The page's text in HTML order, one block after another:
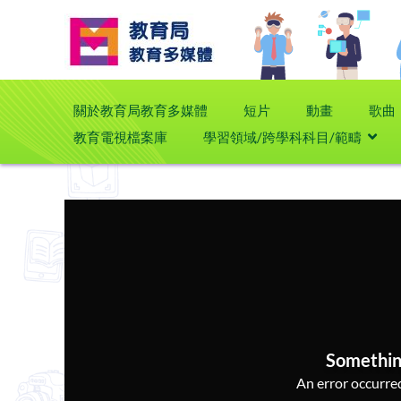
關於教育局教育多媒體 短片 動畫
歌曲
教育電視檔案庫
學習領域/跨學科科目/範疇
An error